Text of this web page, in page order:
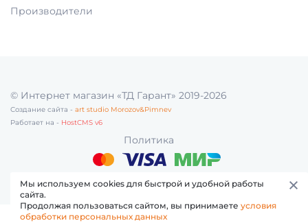
ПЛОМБИРОВАНИЯ ЗУБОВ
МАТЕРИАЛ ДЛЯ ПЕРЕБАЗИРОВКИ
ПРОВОЛОКА, ГИЛЬЗЫ, ШИНЫ, КЛАММЕРА
УТИЛИЗАЦИЯ ОТХОДОВ
Производители
© Интернет магазин «ТД Гарант» 2019-2026
Создание сайта - art studio Morozov&Pimnev
Работает на - HostCMS v6
Политика
Мы используем cookies для быстрой и удобной работы
сайта.
Продолжая пользоваться сайтом, вы принимаете условия
обработки персональных данных